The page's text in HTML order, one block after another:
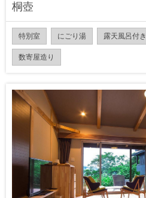
桐壺
特別室 にごり湯 露天風呂付き
数寄屋造り